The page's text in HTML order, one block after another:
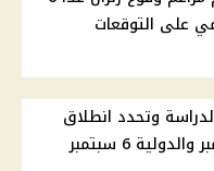
على التوقعات
وتحدد انطلاق